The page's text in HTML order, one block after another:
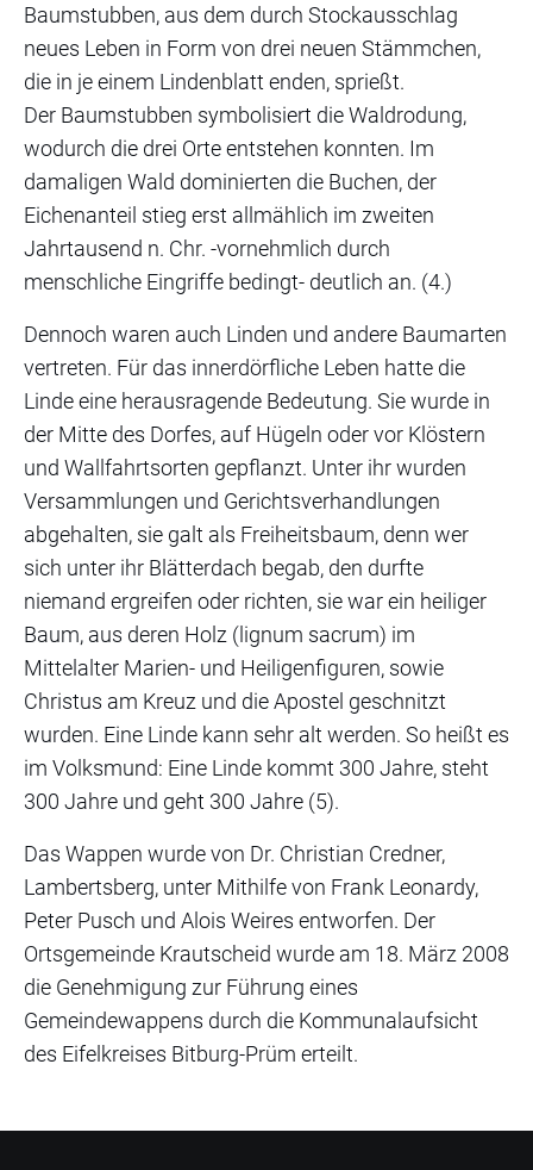
Baumstubben, aus dem durch Stockausschlag
neues Leben in Form von drei neuen Stämmchen,
die in je einem Lindenblatt enden, sprießt.
Der Baumstubben symbolisiert die Waldrodung,
wodurch die drei Orte entstehen konnten. Im
damaligen Wald dominierten die Buchen, der
Eichenanteil stieg erst allmählich im zweiten
Jahrtausend n. Chr. -vornehmlich durch
menschliche Eingriffe bedingt- deutlich an. (4.)
Dennoch waren auch Linden und andere Baumarten
vertreten. Für das innerdörfliche Leben hatte die
Linde eine herausragende Bedeutung. Sie wurde in
der Mitte des Dorfes, auf Hügeln oder vor Klöstern
und Wallfahrtsorten gepflanzt. Unter ihr wurden
Versammlungen und Gerichtsverhandlungen
abgehalten, sie galt als Freiheitsbaum, denn wer
sich unter ihr Blätterdach begab, den durfte
niemand ergreifen oder richten, sie war ein heiliger
Baum, aus deren Holz (lignum sacrum) im
Mittelalter Marien- und Heiligenfiguren, sowie
Christus am Kreuz und die Apostel geschnitzt
wurden. Eine Linde kann sehr alt werden. So heißt es
im Volksmund: Eine Linde kommt 300 Jahre, steht
300 Jahre und geht 300 Jahre (5).
Das Wappen wurde von Dr. Christian Credner,
Lambertsberg, unter Mithilfe von Frank Leonardy,
Peter Pusch und Alois Weires entworfen. Der
Ortsgemeinde Krautscheid wurde am 18. März 2008
die Genehmigung zur Führung eines
Gemeindewappens durch die Kommunalaufsicht
des Eifelkreises Bitburg-Prüm erteilt.